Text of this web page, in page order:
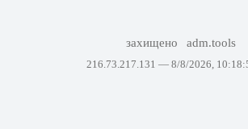
захищено adm.tools
216.73.217.131 — 8/8/2026,